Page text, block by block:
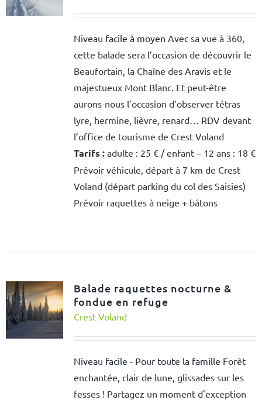
Niveau facile à moyen Avec sa vue à 360,
cette balade sera l’occasion de découvrir le
Beaufortain, la Chaîne des Aravis et le
majestueux Mont Blanc. Et peut-être
aurons-nous l’occasion d’observer tétras
lyre, hermine, lièvre, renard… RDV devant
l’office de tourisme de Crest Voland
Tarifs :adulte : 25 € / enfant – 12 ans : 18 €
Prévoir véhicule, départ à 7 km de Crest
Voland (départ parking du col des Saisies)
Prévoir raquettes à neige + bâtons
Balade raquettes nocturne &
fondue en refuge
Crest Voland
Niveau facile - Pour toute la famille Forêt
enchantée, clair de lune, glissades sur les
fesses ! Partagez un moment d'exception